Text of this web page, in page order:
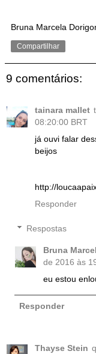
Bruna Marcela
Compartilhar
9 comentários:
tainara mallet
08:20:00 BRT
já ouvi falar
beijos
http://
Responder
Respostas
Bruna
de 2016 às
eu estou
Responder
Thayse Stein